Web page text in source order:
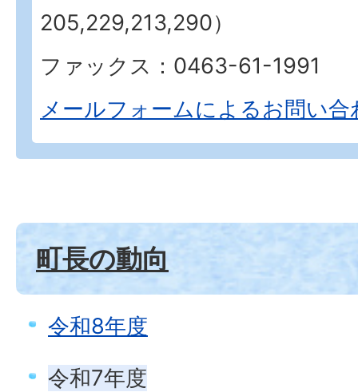
205,229,213,290）
ファックス：0463-61-1991
メールフォームによるお問い合
町長の動向
令和8年度
令和7年度